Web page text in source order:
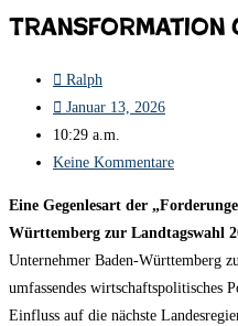
Transformation
Ralph
Januar 13, 2026
10:29 a.m.
Keine Kommentare
Eine Gegenlesart der
Württemberg zur Landtagswahl
Unternehmer Baden-Württemberg
umfassendes wirtschaftspolitisches
Einfluss auf die nächste